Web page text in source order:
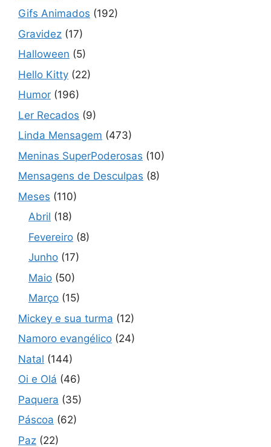
Gifs Animados (192)
Gravidez (17)
Halloween (5)
Hello Kitty (22)
Humor (196)
Ler Recados (9)
Linda Mensagem (473)
Meninas SuperPoderosas (10)
Mensagens de Desculpas (8)
Meses (110)
Abril (18)
Fevereiro (8)
Junho (17)
Maio (50)
Março (15)
Mickey e sua turma (12)
Namoro evangélico (24)
Natal (144)
Oi e Olá (46)
Paquera (35)
Páscoa (62)
Paz (22)